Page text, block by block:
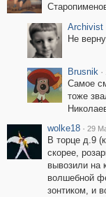
Archivist
Не
Brusnik ·
Самое
тоже
wolke18 · 29
В торце д.9
скорее,
вывозили на
волшебной
зонтиком, и